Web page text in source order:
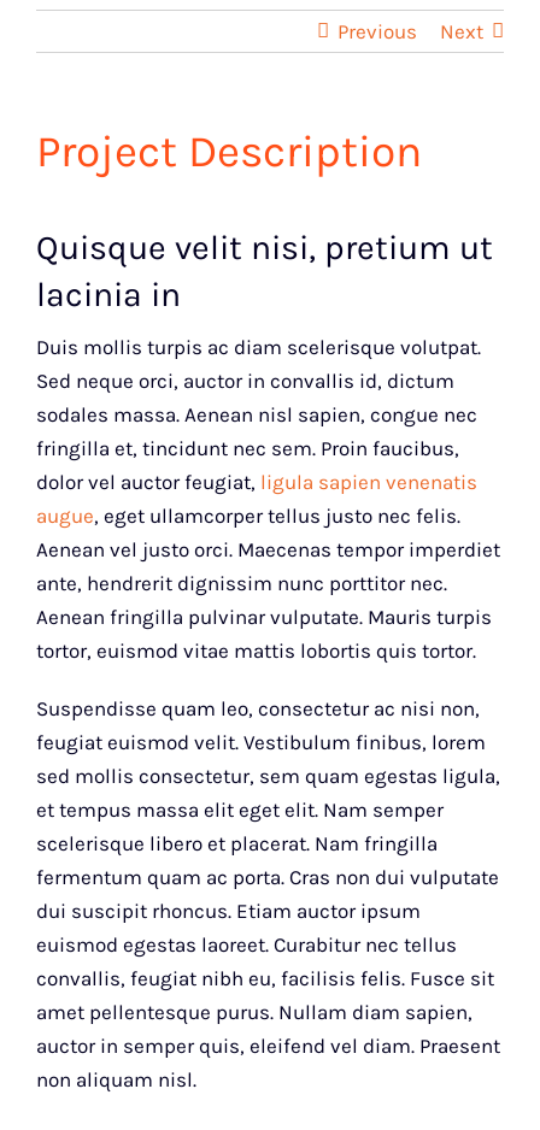
Previous Next
Project Description
Quisque velit nisi, pretium ut
lacinia in
Duis mollis turpis ac diam scelerisque volutpat.
Sed neque orci, auctor in convallis id, dictum
sodales massa. Aenean nisl sapien, congue nec
fringilla et, tincidunt nec sem. Proin faucibus,
dolor vel auctor feugiat, ligula sapien venenatis
augue, eget ullamcorper tellus justo nec felis.
Aenean vel justo orci. Maecenas tempor imperdiet
ante, hendrerit dignissim nunc porttitor nec.
Aenean fringilla pulvinar vulputate. Mauris turpis
tortor, euismod vitae mattis lobortis quis tortor.
Suspendisse quam leo, consectetur ac nisi non,
feugiat euismod velit. Vestibulum finibus, lorem
sed mollis consectetur, sem quam egestas ligula,
et tempus massa elit eget elit. Nam semper
scelerisque libero et placerat. Nam fringilla
fermentum quam ac porta. Cras non dui vulputate
dui suscipit rhoncus. Etiam auctor ipsum
euismod egestas laoreet. Curabitur nec tellus
convallis, feugiat nibh eu, facilisis felis. Fusce sit
amet pellentesque purus. Nullam diam sapien,
auctor in semper quis, eleifend vel diam. Praesent
non aliquam nisl.